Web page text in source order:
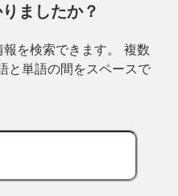
ましたか？
を検索できます。 複数
と単語の間をスペースで